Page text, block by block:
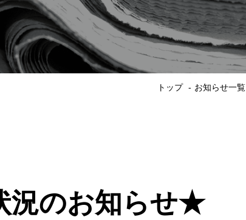
トップ お知らせ一覧
況のお知らせ★